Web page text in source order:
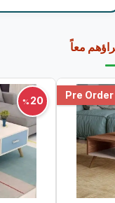
معاً
Pre Order
20
%